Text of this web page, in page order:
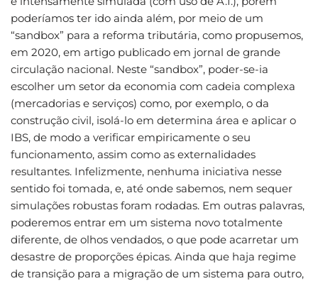
poderíamos ter ido ainda além, por meio de um
“sandbox” para a reforma tributária, como propusemos,
em 2020, em artigo publicado em jornal de grande
circulação nacional. Neste “sandbox”, poder-se-ia
escolher um setor da economia com cadeia complexa
(mercadorias e serviços) como, por exemplo, o da
construção civil, isolá-lo em determina área e aplicar o
IBS, de modo a verificar empiricamente o seu
funcionamento, assim como as externalidades
resultantes. Infelizmente, nenhuma iniciativa nesse
sentido foi tomada, e, até onde sabemos, nem sequer
simulações robustas foram rodadas. Em outras palavras,
poderemos entrar em um sistema novo totalmente
diferente, de olhos vendados, o que pode acarretar um
desastre de proporções épicas. Ainda que haja regime
de transição para a migração de um sistema para outro,